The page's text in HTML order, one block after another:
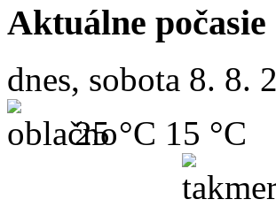
Aktuálne počasie
dnes, sobota 8. 8.
25 °C 15 °C